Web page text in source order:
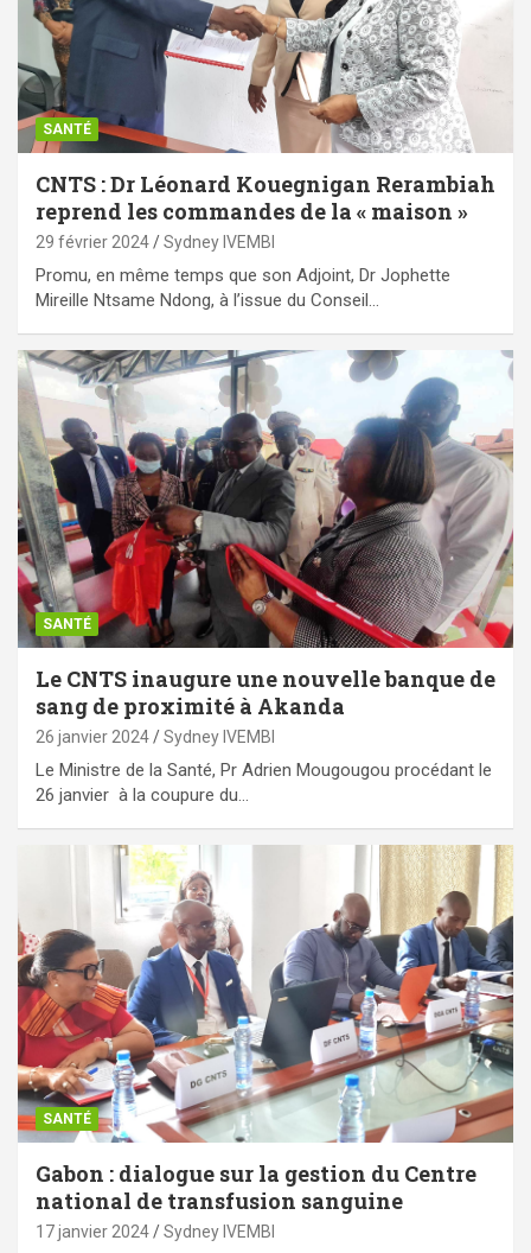
SANTÉ
CNTS : Dr Léonard Kouegnigan Rerambiah
reprend les commandes de la « maison »
29 février 2024 Sydney IVEMBI
Promu, en même temps que son Adjoint, Dr Jophette
Mireille Ntsame Ndong, à l’issue du Conseil…
SANTÉ
Le CNTS inaugure une nouvelle banque de
sang de proximité à Akanda
26 janvier 2024 Sydney IVEMBI
Le Ministre de la Santé, Pr Adrien Mougougou procédant le
26 janvier à la coupure du…
SANTÉ
Gabon : dialogue sur la gestion du Centre
national de transfusion sanguine
17 janvier 2024 Sydney IVEMBI